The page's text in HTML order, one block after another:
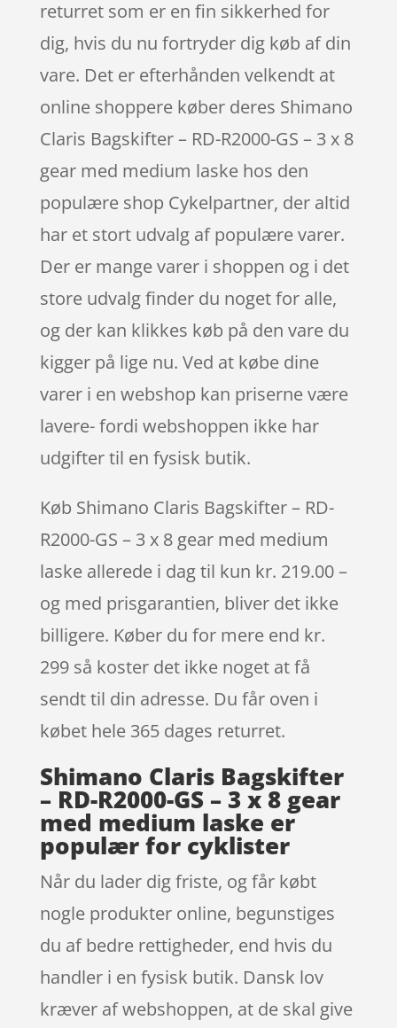
returret som er en fin sikkerhed for
dig, hvis du nu fortryder dig køb af din
vare. Det er efterhånden velkendt at
online shoppere køber deres Shimano
Claris Bagskifter – RD-R2000-GS – 3 x 8
gear med medium laske hos den
populære shop Cykelpartner, der altid
har et stort udvalg af populære varer.
Der er mange varer i shoppen og i det
store udvalg finder du noget for alle,
og der kan klikkes køb på den vare du
kigger på lige nu. Ved at købe dine
varer i en webshop kan priserne være
lavere- fordi webshoppen ikke har
udgifter til en fysisk butik.
Køb Shimano Claris Bagskifter – RD-
R2000-GS – 3 x 8 gear med medium
laske allerede i dag til kun kr. 219.00 –
og med prisgarantien, bliver det ikke
billigere. Køber du for mere end kr.
299 så koster det ikke noget at få
sendt til din adresse. Du får oven i
købet hele 365 dages returret.
Shimano Claris Bagskifter
– RD-R2000-GS – 3 x 8 gear
med medium laske er
populær for cyklister
Når du lader dig friste, og får købt
nogle produkter online, begunstiges
du af bedre rettigheder, end hvis du
handler i en fysisk butik. Dansk lov
kræver af webshoppen, at de skal give